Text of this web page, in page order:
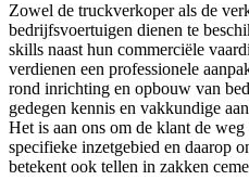
Zowel de truckverkoper als de
bedrijfsvoertuigen dienen te
skills naast hun commerciële
verdienen een professionele
rond inrichting en opbouw van
gedegen kennis en vakkundige
Het is aan ons om de klant de
specifieke inzetgebied en daarop
betekent ook tellen in zakken